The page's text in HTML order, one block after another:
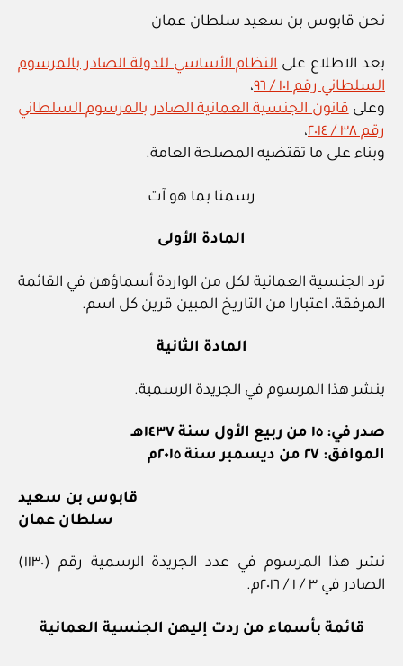
نحن قابوس بن سعيد سلطان عمان
بعد الاطلاع علىالنظام الأساسي للدولة الصادر بالمرسوم
السلطاني رقم ١٠١ / ٩٦
،
وعلىقانون الجنسية العمانية الصادر بالمرسوم السلطاني
رقم ٣٨ / ٢٠١٤
،
وبناء على ما تقتضيه المصلحة العامة.
رسمنا بما هو آت
المادة الأولى
ترد الجنسية العمانية لكل من الواردة أسماؤهن في القائمة
المرفقة، اعتبارا من التاريخ المبين قرين كل اسم.
المادة الثانية
ينشر هذا المرسوم في الجريدة الرسمية.
صدر في: ١٥ من ربيع الأول سنة ١٤٣٧هـ
الموافق: ٢٧ من ديسمبر سنة ٢٠١٥م
قابوس بن سعيد
سلطان عمان
نشر هذا المرسوم في عدد الجريدة الرسمية رقم (١١٣٠)
الصادر في ٣ / ١ / ٢٠١٦م.
قائمة بأسماء من ردت إليهن الجنسية العمانية